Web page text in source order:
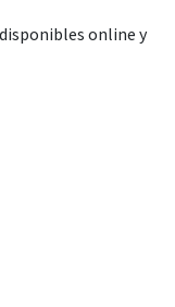
online y